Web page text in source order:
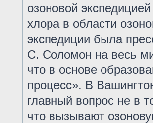
озоновой
хлора в области
экспедиции была
С. Соломон на весь
что в основе
процесс». В
главный вопрос не в
что вызывают